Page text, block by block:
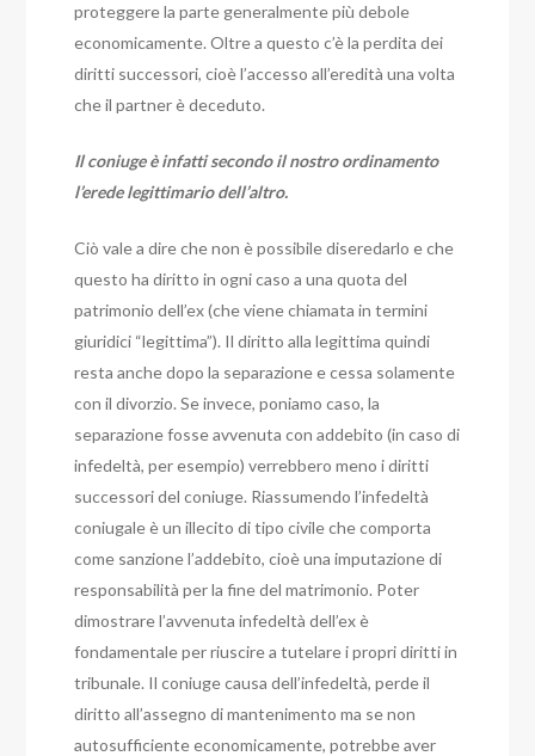
proteggere la parte generalmente più debole
economicamente. Oltre a questo c’è la perdita dei
diritti successori, cioè l’accesso all’eredità una volta
che il partner è deceduto.
Il coniuge è infatti secondo il nostro ordinamento
l’erede legittimario dell’altro.
Ciò vale a dire che non è possibile diseredarlo e che
questo ha diritto in ogni caso a una quota del
patrimonio dell’ex (che viene chiamata in termini
giuridici “legittima”). Il diritto alla legittima quindi
resta anche dopo la separazione e cessa solamente
con il divorzio.Se invece, poniamo caso, la
separazione fosse avvenuta con addebito (in caso di
infedeltà, per esempio) verrebbero meno i diritti
successori del coniuge. Riassumendo l’infedeltà
coniugale è un illecito di tipo civile che comporta
come sanzione l’addebito, cioè una imputazione di
responsabilità per la fine del matrimonio. Poter
dimostrare l’avvenuta infedeltà dell’ex è
fondamentale per riuscire a tutelare i propri diritti in
tribunale. Il coniuge causa dell’infedeltà, perde il
diritto all’assegno di mantenimento ma se non
autosufficiente economicamente, potrebbe aver